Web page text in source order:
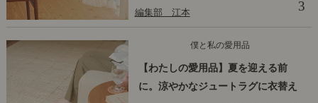
編集部 江本 3
僕と私の愛用品
【わたしの愛用品】夏を迎える前
に。涼やかなジュートラグに衣替え